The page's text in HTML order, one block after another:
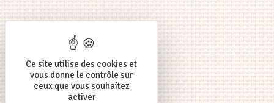
Ce site utilise des cookies et
vous donne le contrôle sur
ceux que vous souhaitez
activer